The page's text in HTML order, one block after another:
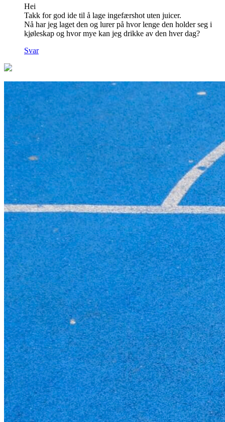
Hei
Takk for god ide til å lage ingefærshot uten juicer.
Nå har jeg laget den og lurer på hvor lenge den holder seg i
kjøleskap og hvor mye kan jeg drikke av den hver dag?
Svar